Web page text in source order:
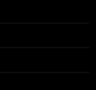
és
első látogatóknak